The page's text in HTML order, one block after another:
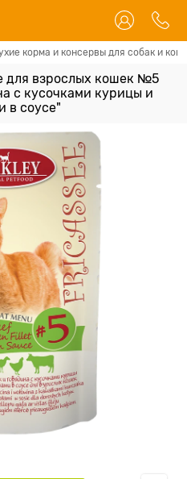
корма и консервы для собак и
для взрослых кошек №5
с кусочками курицы и
в соусе"